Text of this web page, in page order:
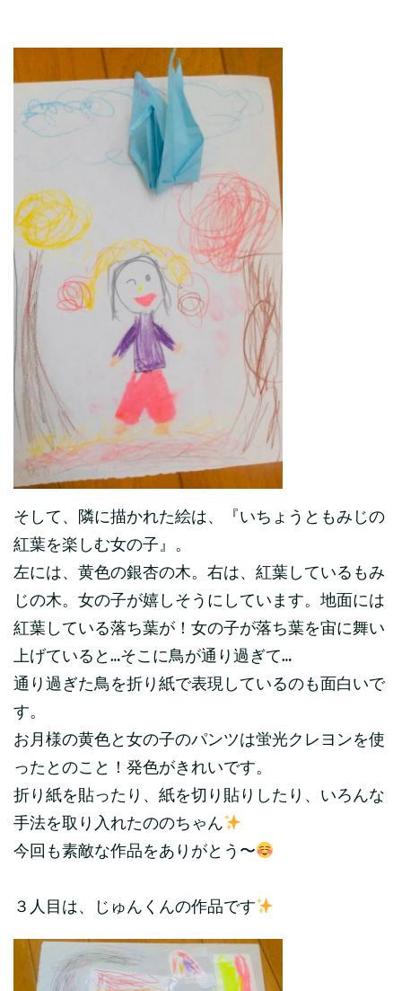
そして、隣に描かれた絵は、『いちょうともみじの
紅葉を楽しむ女の子』。
左には、黄色の銀杏の木。右は、紅葉しているもみ
じの木。女の子が嬉しそうにしています。地面には
紅葉している落ち葉が！女の子が落ち葉を宙に舞い
上げていると…そこに鳥が通り過ぎて…
通り過ぎた鳥を折り紙で表現しているのも面白いで
す。
お月様の黄色と女の子のパンツは蛍光クレヨンを使
ったとのこと！発色がきれいです。
折り紙を貼ったり、紙を切り貼りしたり、いろんな
手法を取り入れたののちゃん
今回も素敵な作品をありがとう〜
３人目は、じゅんくんの作品です